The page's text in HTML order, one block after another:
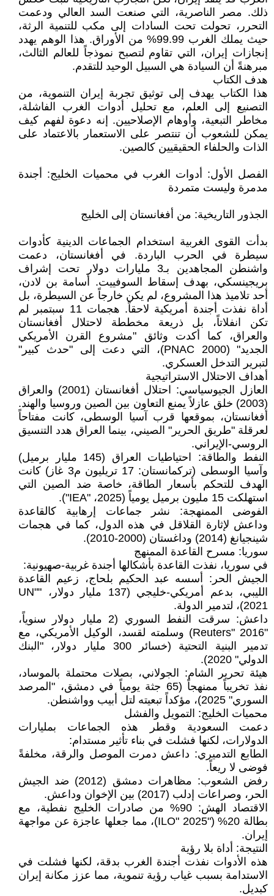
ذلك. مصر الناصرية، التي صنعت السد العالي ودعمت
التحرر، تحولت تحت السادات إلى مكب للتنمية الرثة،
حيث يملك الغرب 99.99% من الأوراق. هذا الوهم يهدد
إنجازات إيران، التي تقاوم لتصبح نموذجاً للعالم الثالث،
مبرهنةً أن السيادة هي السبيل الوحيد للتقدم.
هدف الكتاب
هذا الكتاب يهدف إلى توثيق تجربة إيران التنموية، من
التصنيع إلى العلم، مع تحليل أدوات الغرب الفاشلة،
مخاطر التبعية، وأوهام الإصلاحيين. إنه دعوة لفهم كيف
يمكن للشعوب أن تنتصر على الاستعمار بالاعتماد على
الذات والحلفاء الحقيقيين كالصين.
الفصل الأول: أدوات الغرب في محميات الخليج: أجندة
مدمرة وليست متمردة
الجذور التاريخية: من أفغانستان إلى الخليج
بدأت القوى الغربية استخدام الجماعات الدينية كأدوات
سيطرة في الحرب الباردة. في أفغانستان، دعمت
واشنطن المجاهدين بـ3 مليارات دولار تحت إشراف
بريجينسكي، بهدف إسقاط السوفييت. أسامة بن لادن،
أحد تلاميذ هذا المشروع، لم يكن خارجاً عن السيطرة، بل
أداة نفذت أجندة أمريكية لاحقاً. هجمات 11 سبتمبر لم
تكن انفلاتاً، بل ذريعة مخططة لاحتلال أفغانستان
والعراق، كما أكدت وثائق "مشروع القرن الأمريكي
الجديد" (PNAC 2000)، التي دعت إلى "حدث كبير"
لتبرير التدخل العسكري.
أهداف الاحتلال الاستراتيجية
العازل الجيوسياسي: احتلال أفغانستان (2001) والعراق
(2003) خلق عازلاً يمنع التعاون بين الصين وروسيا والهند.
أفغانستان، بموقعها قرب آسيا الوسطى، كانت مفتاحاً
لعرقلة "طريق الحرير" الصيني، بينما العراق هدد التنسيق
الروسي-الإيراني.
النفط والطاقة: احتياطيات العراق (145 مليار برميل)
وآسيا الوسطى (تركمانستان: 17 تريليون م3 غاز) كانت
الهدف للتحكم بأسعار الطاقة، خاصة ضد الصين التي
استهلكت 15 مليون برميل يومياً (2025، "IEA").
الفوضى الممنهجة: نشر جماعات إرهابية كالقاعدة
وداعش لإثارة القلاقل في هذه الدول، كما في هجمات
شينجيانغ (2014) وداغستان (2000-2010).
سوريا: مسرح القاعدة الممنهج
في سوريا، نفذت القاعدة بأشكالها أجندة غربية-صهيونية:
الجيش الحر: أسسه عبد الحكيم بلحاج، زعيم القاعدة
الليبي، بدعم أمريكي-خليجي (137 مليار دولار، "UN"
2021)، لتدمير الدولة.
داعش: سرقت النفط السوري (2 مليار دولار سنوياً،
"Reuters" 2016) وسلمته لقسد، الوكيل الأمريكي، مع
تدمير البنية التحتية (خسائر 300 مليار دولار، "البنك
الدولي" 2020).
هيئة تحرير الشام: الجولاني، بصلات محتملة بالموساد،
نفذ تخريباً ممنهجاً (65 جثة يومياً في دمشق، "المرصد
السوري" 2025)، مؤكداً تبعيته لتل أبيب وواشنطن.
محميات الخليج: التمويل والفشل
دعمت السعودية وقطر هذه الجماعات بمليارات
الدولارات، لكنها فشلت في بناء تأثير مستدام:
الطابع التدميري: داعش دمرت الموصل والرقة، مخلفةً
فوضى لا ريعاً.
رفض الشعوب: مظاهرات دمشق (2012) ضد الجيش
الحر، وصراعات إدلب (2017) بين الإخوان وداعش.
الاقتصاد الهش: 90% من صادرات الخليج نفطية، مع
بطالة 20% ("ILO" 2025)، مما جعلها عاجزة عن مواجهة
إيران.
النتيجة: أداة بلا رؤية
هذه الأدوات نفذت أجندة الغرب بدقة، لكنها فشلت في
الاستدامة بسبب غياب رؤية تنموية، مما عزز مكانة إيران
كبديل.